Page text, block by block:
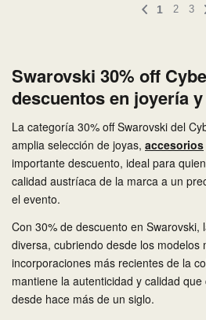
1 2 3
Swarovski 30% off
descuentos en joyería
La categoría 30% off Swarovski del
amplia selección de joyas, accesorios
importante descuento, ideal para
calidad austríaca de la marca a un
el evento.
Con 30% de descuento en Swarovski,
diversa, cubriendo desde los modelos
incorporaciones más recientes de la
mantiene la autenticidad y calidad
desde hace más de un siglo.